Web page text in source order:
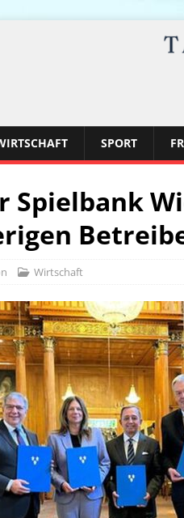
SPORT
Spielbank
Wirtschaft